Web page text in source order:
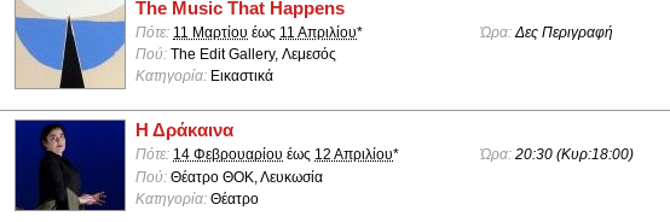
The Music That Happens
Πότε: 11 Μαρτίου έως 11 Απριλίου* Ώρα:Δες Περιγραφή
Πού: The Edit Gallery, Λεμεσός
Κατηγορία: Εικαστικά
Η Δράκαινα
Πότε: 14 Φεβρουαρίου έως 12 Απριλίου* Ώρα: 20:30 (Κυρ:18:00)
Πού: Θέατρο ΘΟΚ, Λευκωσία
Κατηγορία: Θέατρο